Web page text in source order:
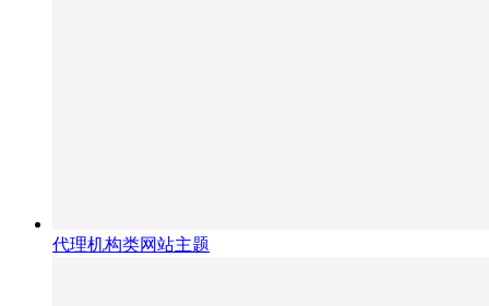
代理机构类网站主题